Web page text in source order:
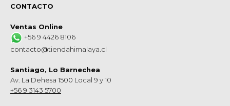
CONTACTO
Ventas Online
+56 9 4426 8106
contacto@tiendahimalaya.cl
Santiago, Lo Barnechea
Av. La Dehesa 1500 Local 9 y 10
+56 9 3143 5700